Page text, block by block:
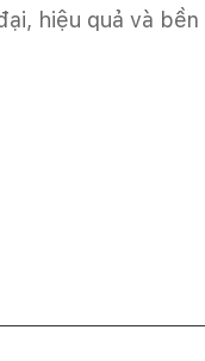
hiệu quả và bền